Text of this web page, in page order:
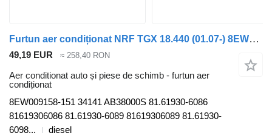
Furtun aer condiționat NRF TGX 18.440 (01.07-) 8EW009158-151 pentru cap tractor MAN TGL, TGM, TGS, TGX (2005-2021)
49,19 EUR ≈ 258,40 RON
Aer conditionat auto și piese de schimb - furtun aer
condiționat
8EW009158-151 34141 AB38000S 81.61930-6086
81619306086 81.61930-6089 81619306089 81.61930-
6098...
diesel